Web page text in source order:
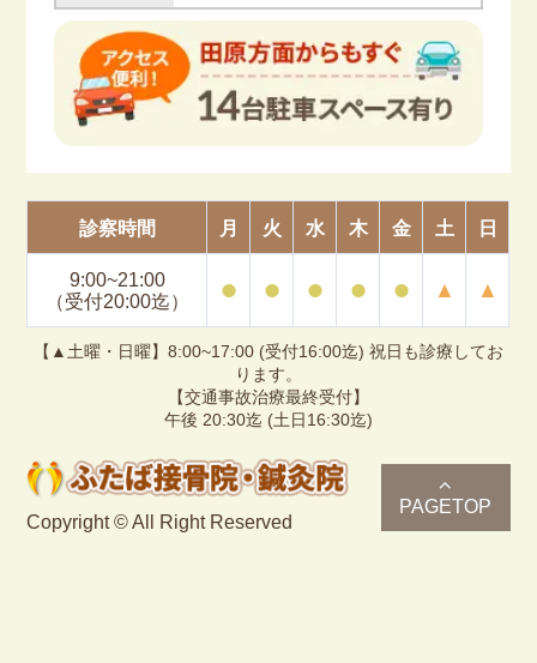
診察時間 月 火 水 木 金 土 日
9:00~21:00
（受付20:00迄）
⚫︎ ⚫︎ ⚫︎ ⚫︎ ⚫︎ ▲ ▲
【▲土曜・日曜】8:00~17:00 (受付16:00迄) 祝日も診療してお
ります。
【交通事故治療最終受付】
午後 20:30迄 (土日16:30迄)
Copyright © All Right Reserved
PAGETOP